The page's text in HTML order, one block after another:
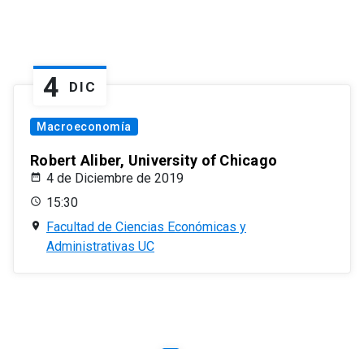
4 DIC
Macroeconomía
Robert Aliber, University of Chicago
4 de Diciembre de 2019
15:30
Facultad de Ciencias Económicas y
Administrativas UC